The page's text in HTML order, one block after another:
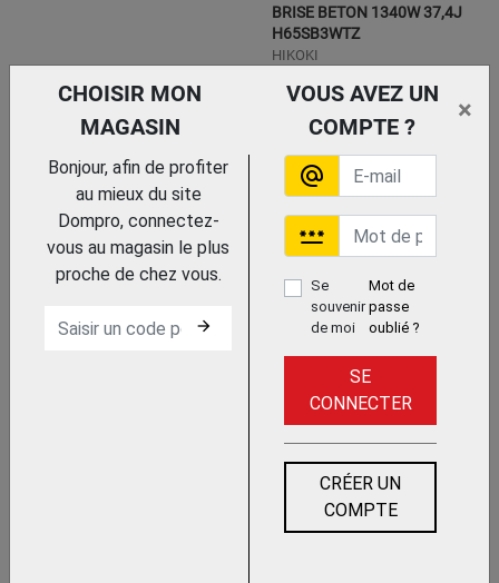
BRISE BETON 1340W 37,4J
H65SB3WTZ
HIKOKI
Trouvez le chez votre
DEMOLISSEUR 39J K
1528 H
CHOISIR MON
MAGASIN
VOUS AVEZ UN
COMPTE ?
×
Bonjour, afin de profiter
au mieux du site
Dompro, connectez-
vous au magasin le plus
proche de chez vous.
arrow_forward
alternate_email
password
Se
souvenir
de moi
Mot de
passe
oublié ?
SE
CONNECTER
CRÉER UN
COMPTE